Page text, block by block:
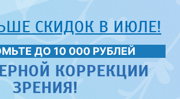
СКИДОК В ИЮЛЕ!
ДО 10 000 РУБЛЕЙ
КОРРЕКЦИИ
ЗРЕНИЯ!